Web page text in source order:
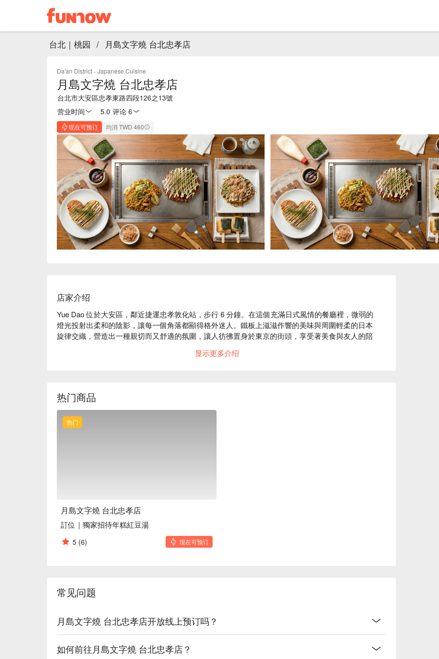
台北｜桃园 / 月島文字燒 台北忠孝店
Da'an District · Japanese Cuisine
月島文字燒 台北忠孝店
台北市大安區忠孝東路四段126之13號
营业时间
5.0 评论 6
现在可预订 均消 TWD 460
店家介绍
Yue Dao 位於大安區，鄰近捷運忠孝敦化站，步行 6 分鐘。在這個充滿日式風情的餐廳裡，微弱的
燈光投射出柔和的陰影，讓每一個角落都顯得格外迷人。鐵板上滋滋作響的美味與周圍輕柔的日本
旋律交織，營造出一種親切而又舒適的氛圍，讓人彷彿置身於東京的街頭，享受著美食與友人的陪
🤩 玩樂情報
人均消費：均消 TWD 460
適合情境：日常餐廳、家庭聚餐、朋友聚餐
【奶油馬鈴薯】香滑綿密，奶香濃郁
🍽️ 口碑必點
【豬肉燒麵】鮮嫩豬肉，麵條彈滑
【泡菜豬肉燒麵】泡菜酸辣，豬肉鮮嫩
【月島大阪燒】酥脆外皮，香軟內層
【豬五花摩登燒】五花肉香，外脆內嫩
【豬五花泡菜起司摩登燒】泡菜酸香，起司滑順
【月島文字燒】醬香撲鼻，口感綿密
【磯邊燒】海苔鮮香，口感豐富
显示更多介绍
热门商品
热门
月島文字燒 台北忠孝店
訂位｜獨家招待年糕紅豆湯
5 (6) 现在可预订
常见问题
月島文字燒 台北忠孝店开放线上预订吗？
如何前往月島文字燒 台北忠孝店？